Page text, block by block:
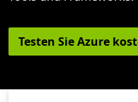
Testen Sie Azure